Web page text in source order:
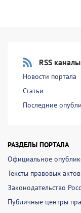
RSS каналы
Новости портала
Статьи
Последние
РАЗДЕЛЫ ПОРТАЛА
Официальное
Тексты правовых
Законодательство
Публичные центры